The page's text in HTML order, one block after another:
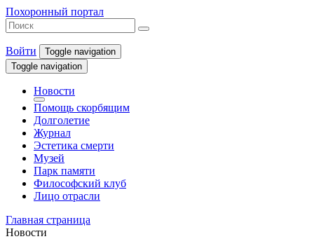
Похоронный портал
Войти
Toggle navigation
Toggle navigation
Новости
Помощь скорбящим
Долголетие
Журнал
Эстетика смерти
Музей
Парк памяти
Философский клуб
Лицо отрасли
Главная страница
Новости